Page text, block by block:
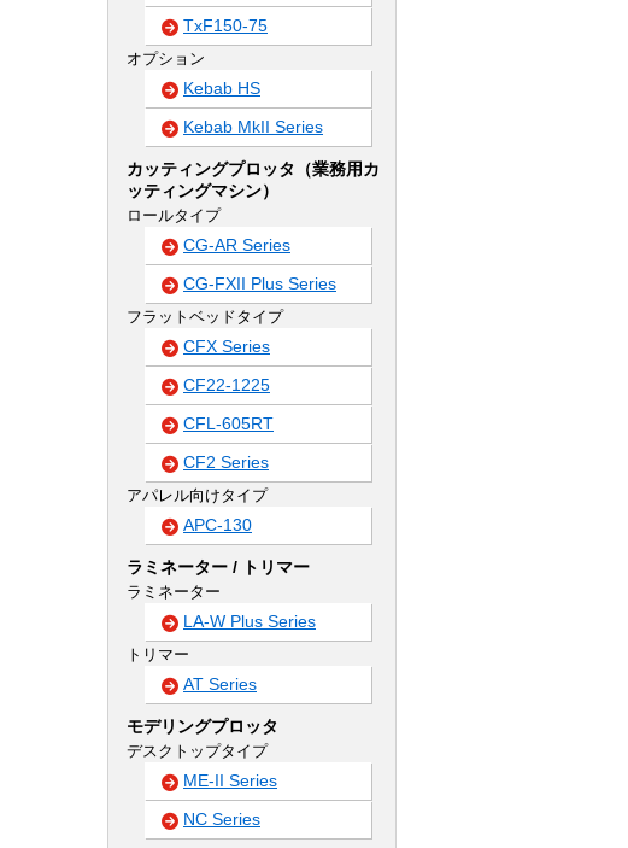
TxF150-75
オプション
Kebab HS
Kebab MkII Series
カッティングプロッタ（業務用カ
ッティングマシン）
ロールタイプ
CG-AR Series
CG-FXII Plus Series
フラットベッドタイプ
CFX Series
CF22-1225
CFL-605RT
CF2 Series
アパレル向けタイプ
APC-130
ラミネーター / トリマー
ラミネーター
LA-W Plus Series
トリマー
AT Series
モデリングプロッタ
デスクトップタイプ
ME-II Series
NC Series